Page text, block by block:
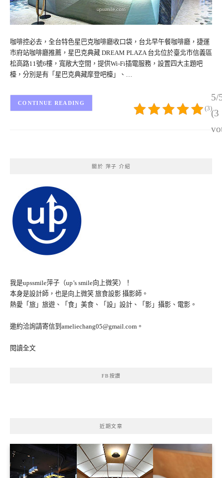
咖啡控必去，全台特色星巴克咖啡廳收口袋，台北早午餐咖啡廳，捷運
市府站咖啡廳推薦，星巴克典藏 DREAM PLAZA 台北位於臺北市信義區
松高路11號6樓，寬敞大空間，提供Wi-Fi插電服務，設置四大主題吧
檯，分別是有「星巴克典藏摩登吧檯」、…
5/
(3
(3)
CONTINUE READING
關於 萍子 介紹
我是upssmile萍子（up’s smile向上微笑）！
本身是設計師，也是向上微笑 旅食設影 攝影師。
熱愛「旅」旅遊、「食」美食、「設」設計、「影」攝影、電影。
邀約洽詢請寄信到ameliechang05@gmail.com。
閱讀全文
FB按讚
近期文章